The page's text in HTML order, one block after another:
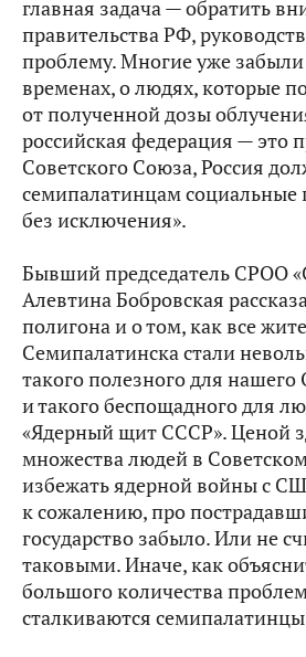
главная задача — обратить
правительства РФ,
проблему. Многие уже
временах, о людях, которые
от полученной дозы
российская федерация — это
Советского Союза, Россия
семипалатинцам социальные
без исключения».
Бывший председатель СРОО
Алевтина Бобровская
полигона и о том, как все
Семипалатинска стали
такого полезного для нашего
и такого беспощадного для
«Ядерный щит СССР». Ценой
множества людей в
избежать ядерной войны с
к сожалению, про
государство забыло. Или не
таковыми. Иначе, как
большого количества
сталкиваются